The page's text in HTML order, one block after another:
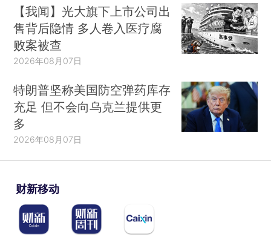
【我闻】光大旗下上市公司出
售背后隐情 多人卷入医疗腐
败案被查
2026年08月07日
特朗普坚称美国防空弹药库存
充足 但不会向乌克兰提供更
多
2026年08月07日
财新移动